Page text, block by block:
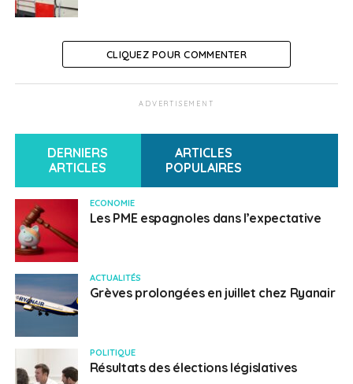
CLIQUEZ POUR COMMENTER
ADVERTISEMENT
DERNIERS
ARTICLES
ARTICLES
POPULAIRES
ECONOMIE
Les PME espagnoles dans l’expectative
ACTUALITÉS
Grèves prolongées en juillet chez Ryanair
POLITIQUE
Résultats des élections législatives